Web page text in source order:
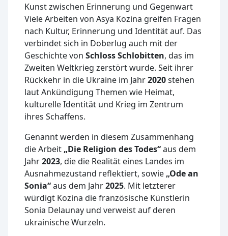
Kunst zwischen Erinnerung und Gegenwart
Viele Arbeiten von Asya Kozina greifen Fragen
nach Kultur, Erinnerung und Identität auf. Das
verbindet sich in Doberlug auch mit der
Geschichte von Schloss Schlobitten, das im
Zweiten Weltkrieg zerstört wurde. Seit ihrer
Rückkehr in die Ukraine im Jahr2020stehen
laut Ankündigung Themen wie Heimat,
kulturelle Identität und Krieg im Zentrum
ihres Schaffens.
Genannt werden in diesem Zusammenhang
die Arbeit „Die Religion des Todes“aus dem
Jahr2023, die die Realität eines Landes im
Ausnahmezustand reflektiert, sowie „Ode an
Sonia“aus dem Jahr2025. Mit letzterer
würdigt Kozina die französische Künstlerin
Sonia Delaunay und verweist auf deren
ukrainische Wurzeln.